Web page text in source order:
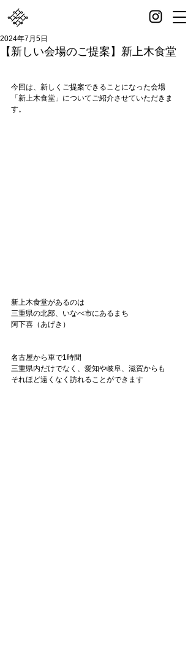
【新しい会場のご提案】新上木食堂
2024年7月5日
今回は、新しくご提案できることになった会場
「新上木食堂」についてご紹介させていただきま
す。
新上木食堂があるのは
三重県の北部、いなべ市にあるまち
阿下喜（あげき）
名古屋から車で1時間
三重県内だけでなく、愛知や岐阜、滋賀からも
それほど遠くなく訪れることができます